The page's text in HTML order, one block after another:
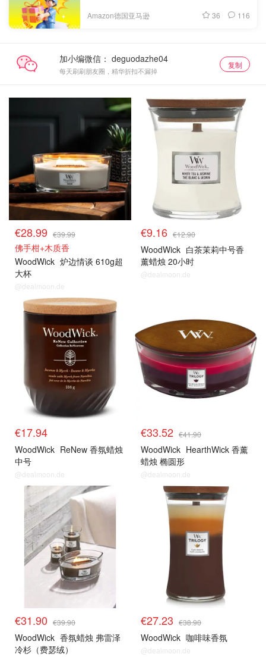
Amazon德国亚马逊 36 116
加小编微信：
每天刷刷朋友圈，精华折扣不漏掉
复制
€28.99 €39.99
佛手柑+木质香
WoodWick 炉边情谈 610g超
大杯
@dealmoon.de
€9.16 €12.90
WoodWick 白茶茉莉中号香
薰蜡烛 20小时
@dealmoon.de
€17.94
WoodWick ReNew 香氛蜡烛
中号
@dealmoon.de
€33.52 €41.90
WoodWick HearthWick 香薰
蜡烛 椭圆形
@dealmoon.de
€31.90 €39.90
WoodWick 香氛蜡烛 弗雷泽
冷杉（费瑟绒）
€27.23 €38.90
WoodWick 咖啡味香氛
@dealmoon.de